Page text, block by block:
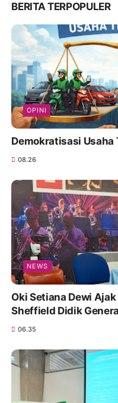
BERITA TERPOPULER
OPINI
Demokratisasi Usaha
08.26
NEWS
Oki Setiana Dewi
Sheffield Didik
06.35